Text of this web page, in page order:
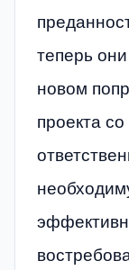
теперь
новом
проекта